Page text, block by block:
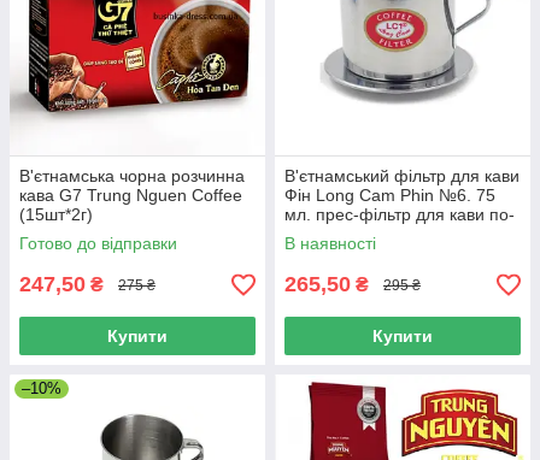
В'єтнамська чорна розчинна
кава G7 Trung Nguen Coffee
(15шт*2г)
Готово до відправки
247,50 ₴ 275 ₴
Купити
В'єтнамський фільтр для кави
Фін Long Cam Phin №6. 75
мл. прес-фільтр для кави по-
в'єтнамськи
В наявності
265,50 ₴ 295 ₴
Купити
–10%